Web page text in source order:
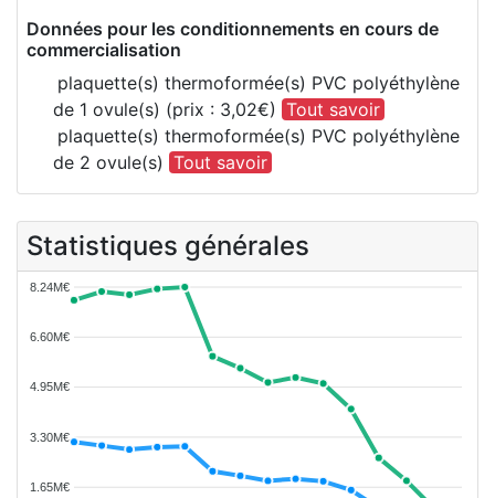
Données pour les conditionnements en cours de
commercialisation
plaquette(s) thermoformée(s) PVC polyéthylène
de 1 ovule(s) (prix : 3,02€) Tout savoir
plaquette(s) thermoformée(s) PVC polyéthylène
de 2 ovule(s) Tout savoir
Statistiques générales
8.24M€
6.60M€
4.95M€
3.30M€
1.65M€